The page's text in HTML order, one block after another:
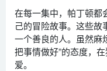
在每一集中，帕丁顿都
己的冒险故事。这些故
一个善良的人。虽然麻
把事情做好”的态度，
爱。